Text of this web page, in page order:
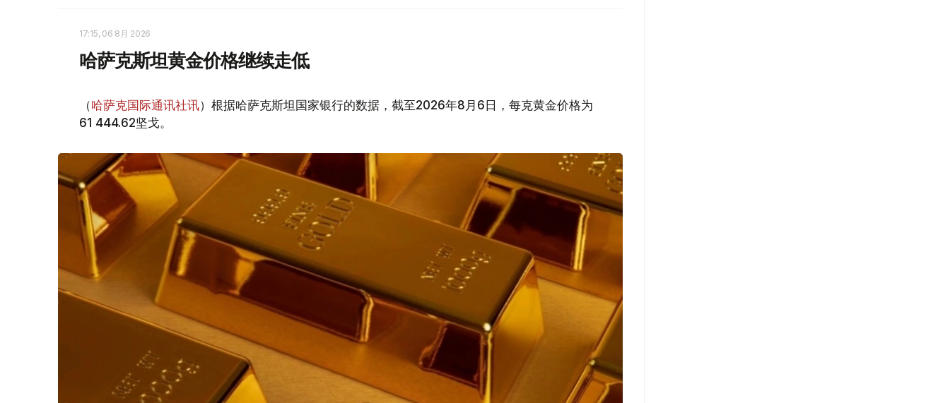
17:15, 06 8月 2026
哈萨克斯坦黄金价格继续走低
（哈萨克国际通讯社讯）根据哈萨克斯坦国家银行的数据，截至2026年8月6日，每克黄金价格为
61 444.62坚戈。